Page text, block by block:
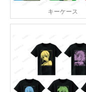
キーケース